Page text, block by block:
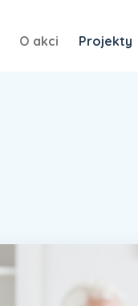
O akci Projekty